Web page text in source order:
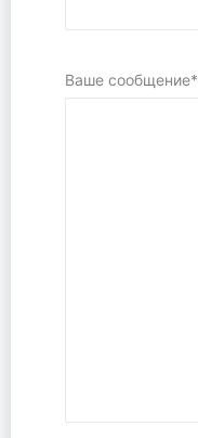
Ваше сообщение*